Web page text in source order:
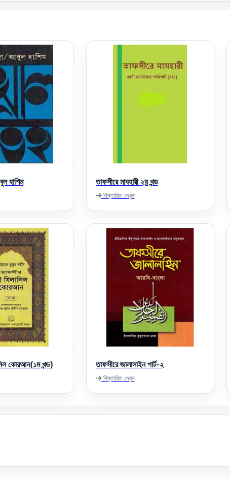
হাশিম তাফসীরে মাযহারী ২য় খন্ড
বিস্তারিত দেখুন
কোরআন(১ম খন্ড) তাফসীরে জালালাইন পার্ট-২
বিস্তারিত দেখুন